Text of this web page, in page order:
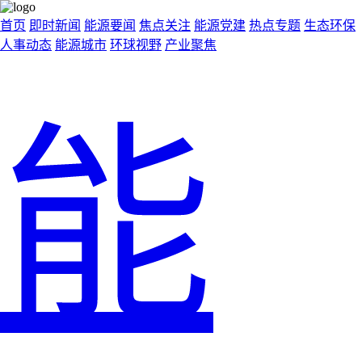
首页 即时新闻 能源要闻 焦点关注 能源党建 热点专题 生态环保
人事动态 能源城市 环球视野 产业聚焦
能